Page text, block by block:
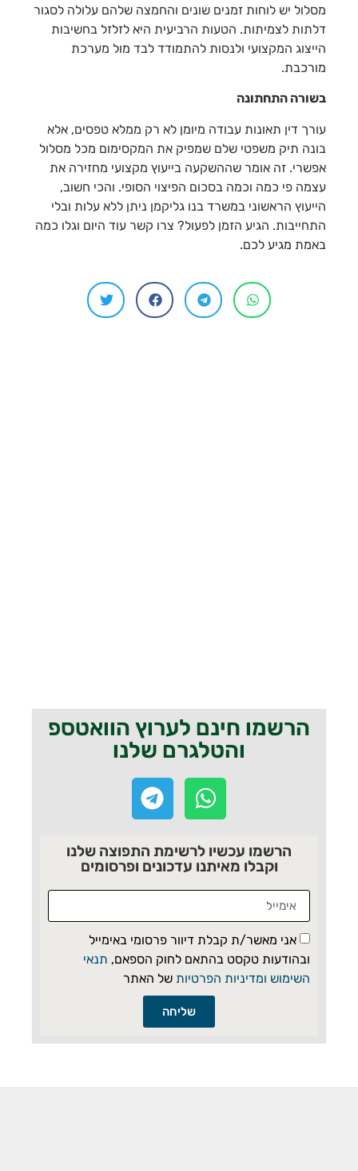
מסלול יש לוחות זמנים שונים והחמצה שלהם עלולה לסגור
דלתות לצמיתות. הטעות הרביעית היא לזלזל בחשיבות
הייצוג המקצועי ולנסות להתמודד לבד מול מערכת
מורכבת.
בשורה התחתונה
עורך דין תאונות עבודה מיומן לא רק ממלא טפסים, אלא
בונה תיק משפטי שלם שמפיק את המקסימום מכל מסלול
אפשרי. זה אומר שההשקעה בייעוץ מקצועי מחזירה את
עצמה פי כמה וכמה בסכום הפיצוי הסופי. והכי חשוב,
הייעוץ הראשוני במשרד בנו גליקמן ניתן ללא עלות ובלי
התחייבות. הגיע הזמן לפעול? צרו קשר עוד היום וגלו כמה
באמת מגיע לכם.
הרשמו חינם לערוץ הוואטספ
והטלגרם שלנו
הרשמו עכשיו לרשימת התפוצה שלנו
וקבלו מאיתנו עדכונים ופרסומים
אני מאשר/ת קבלת דיוור פרסומי באימייל
ובהודעות טקסט בהתאם לחוק הספאם, תנאי
השימוש ומדיניות הפרטיות של האתר
שליחה